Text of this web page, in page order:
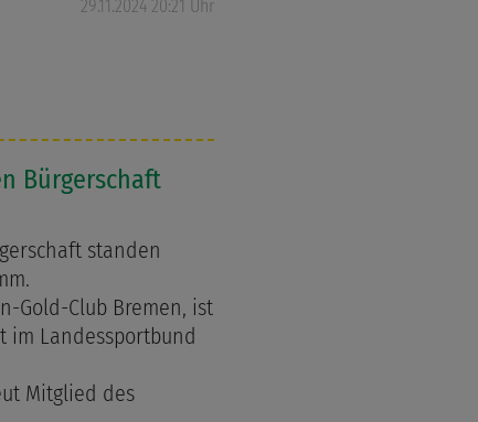
29.11.2024 20:21 Uhr
Bürgerschaft
standen
Gold-Club Bremen, ist
im Landessportbund
Mitglied des